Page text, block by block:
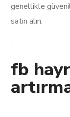
genellikle
satın alın.
.
fb